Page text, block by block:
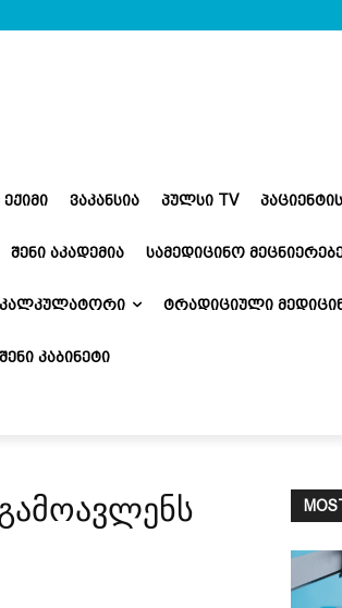
ᲔᲥᲘᲛᲘ ᲕᲐᲙᲐᲜᲡᲘᲐ ᲞᲣᲚᲡᲘ TV
ᲨᲔᲜᲘ ᲐᲙᲐᲓᲔᲛᲘᲐ ᲡᲐᲛᲔᲓᲘᲪᲘᲜᲝ
ᲙᲐᲚᲙᲣᲚᲐᲢᲝᲠᲘ ᲢᲠᲐᲓᲘᲪᲘᲣᲚᲘ
ᲨᲔᲜᲘ ᲙᲐᲑᲘᲜᲔᲢᲘ